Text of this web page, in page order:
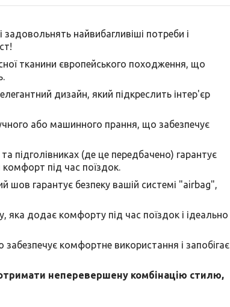
найвибагливіші потреби і
тканини європейського походження, що
дизайн, який підкреслить інтер'єр
або машинного прання, що забезпечує
підголівниках (де це передбачено) гарантує
комфорт під час поїздок.
шов гарантує безпеку вашій системі "airbag",
яка додає комфорту під час поїздок і ідеально
комфортне використання і запобігає
неперевершену комбінацію стилю,